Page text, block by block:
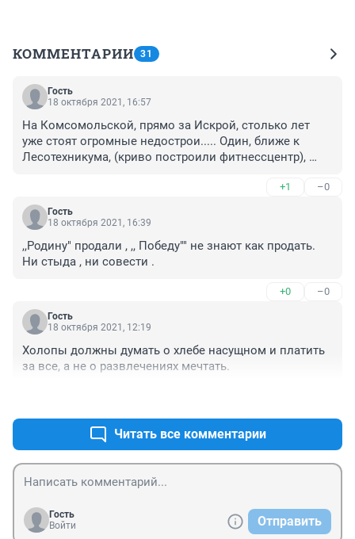
КОММЕНТАРИИ 31
Гость
18 октября 2021, 16:57
На Комсомольской, прямо за Искрой, столько лет
уже стоят огромные недострои..... Один, ближе к
Лесотехникума, (криво построили фитнессцентр),
Можно было на их месте построить 10 таких домов,
как на месте А-кафе.....Так нет-же.... Всунем в центре
города, прямо в парк, плюнем всем жителям в морду,
Кстати, это А-кафе было построено на месте , еще
советского кафе-мороженого "Снежинка"....Были -же
кафешку....Но нет! Современным "начальникам"
города нужны деньги....Кушать осень
хосется....голодненькие...
+1 –0
Гость
18 октября 2021, 16:39
,,Родину" продали , ,, Победу"" не знают как продать.
Ни стыда , ни совести .
+0 –0
Гость
18 октября 2021, 12:19
Холопы должны думать о хлебе насущном и платить
за все, а не о развлечениях мечтать.
Читать все комментарии
Гость
Войти
Отправить